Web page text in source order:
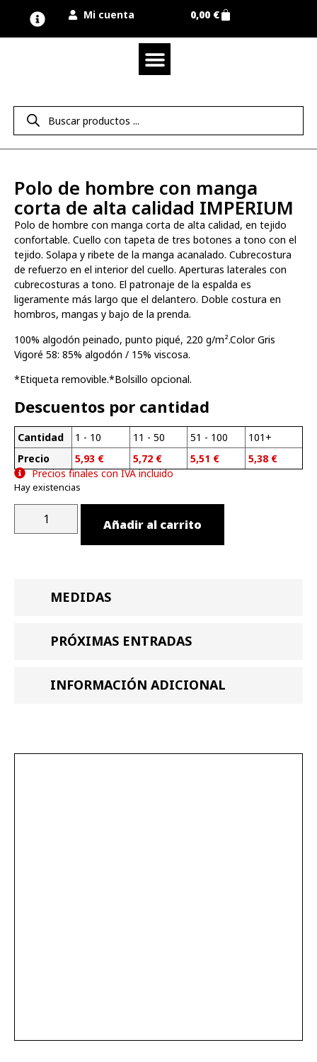
Mi cuenta 0,00 €
Polo de hombre con manga
corta de alta calidad IMPERIUM
Polo de hombre con manga corta de alta calidad, en tejido
confortable. Cuello con tapeta de tres botones a tono con el
tejido. Solapa y ribete de la manga acanalado. Cubrecostura
de refuerzo en el interior del cuello. Aperturas laterales con
cubrecosturas a tono. El patronaje de la espalda es
ligeramente más largo que el delantero. Doble costura en
hombros, mangas y bajo de la prenda.
100% algodón peinado, punto piqué, 220 g/m².Color Gris
Vigoré 58: 85% algodón / 15% viscosa.
*Etiqueta removible.*Bolsillo opcional.
Descuentos por cantidad
Cantidad
Precio
1 - 10
5,93 €
11 - 50
5,72 €
51 - 100
5,51 €
101+
5,38 €
Precios finales con IVA incluido
Hay existencias
Añadir al carrito
MEDIDAS
PRÓXIMAS ENTRADAS
INFORMACIÓN ADICIONAL